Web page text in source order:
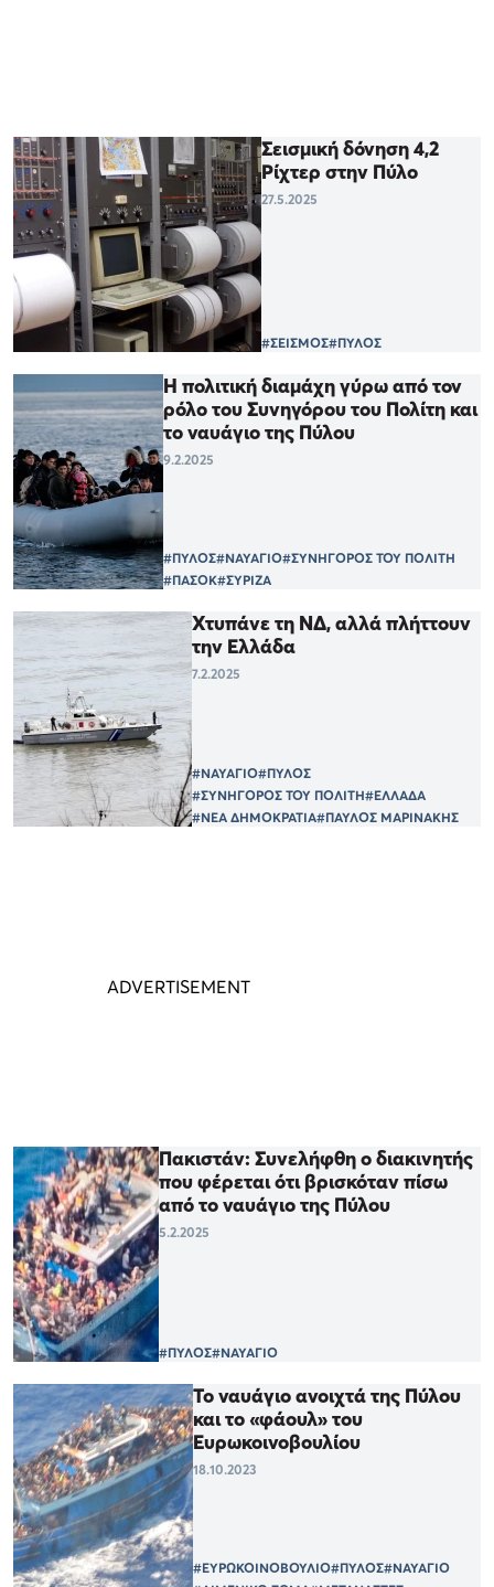
Σεισμική δόνηση 4,2
Ρίχτερ στην Πύλο
27.5.2025
#ΣΕΙΣΜΟΣ#ΠΥΛΟΣ
Η πολιτική διαμάχη γύρω από τον
ρόλο του Συνηγόρου του Πολίτη και
το ναυάγιο της Πύλου
9.2.2025
#ΠΥΛΟΣ#ΝΑΥΑΓΙΟ#ΣΥΝΗΓΟΡΟΣ ΤΟΥ ΠΟΛΙΤΗ
#ΠΑΣΟΚ#ΣΥΡΙΖΑ
Χτυπάνε τη ΝΔ, αλλά πλήττουν
την Ελλάδα
7.2.2025
#ΝΑΥΑΓΙΟ#ΠΥΛΟΣ
#ΣΥΝΗΓΟΡΟΣ ΤΟΥ ΠΟΛΙΤΗ#ΕΛΛΑΔΑ
#ΝΕΑ ΔΗΜΟΚΡΑΤΙΑ#ΠΑΥΛΟΣ ΜΑΡΙΝΑΚΗΣ
Πακιστάν: Συνελήφθη ο διακινητής
που φέρεται ότι βρισκόταν πίσω
από το ναυάγιο της Πύλου
5.2.2025
#ΠΥΛΟΣ#ΝΑΥΑΓΙΟ
Το ναυάγιο ανοιχτά της Πύλου
και το «φάουλ» του
Ευρωκοινοβουλίου
18.10.2023
#ΕΥΡΩΚΟΙΝΟΒΟΥΛΙΟ#ΠΥΛΟΣ#ΝΑΥΑΓΙΟ